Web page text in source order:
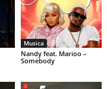
Musica
Nandy feat. Marioo –
Somebody